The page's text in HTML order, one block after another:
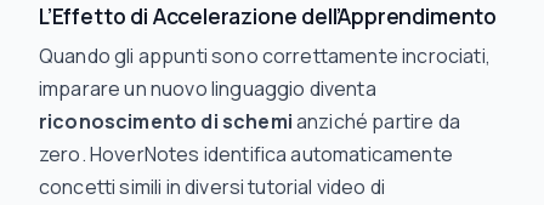
L’Effetto di Accelerazione dell’Apprendimento
Quando gli appunti sono correttamente incrociati,
imparare un nuovo linguaggio diventa
riconoscimento di schemianziché partire da
zero. HoverNotes identifica automaticamente
concetti simili in diversi tutorial video di